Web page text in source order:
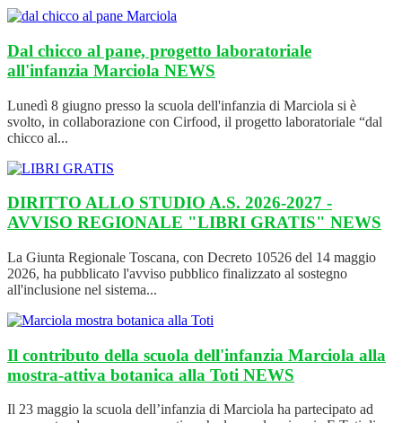
Dal chicco al pane, progetto laboratoriale
all'infanzia Marciola NEWS
Lunedì 8 giugno presso la scuola dell'infanzia di Marciola si è
svolto, in collaborazione con Cirfood, il progetto laboratoriale “dal
chicco al...
DIRITTO ALLO STUDIO A.S. 2026-2027 -
AVVISO REGIONALE "LIBRI GRATIS" NEWS
La Giunta Regionale Toscana, con Decreto 10526 del 14 maggio
2026, ha pubblicato l'avviso pubblico finalizzato al sostegno
all'inclusione nel sistema...
Il contributo della scuola dell'infanzia Marciola alla
mostra-attiva botanica alla Toti NEWS
Il 23 maggio la scuola dell’infanzia di Marciola ha partecipato ad